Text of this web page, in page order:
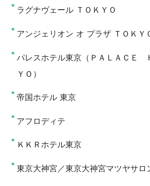
ラグナヴェール ＴＯＫＹＯ
アンジェリオン オ プラザ ＴＯＫＹ
パレスホテル東京（ＰＡＬＡＣＥ
ＹＯ）
帝国ホテル 東京
アフロディテ
ＫＫＲホテル東京
東京大神宮／東京大神宮マツヤサロ